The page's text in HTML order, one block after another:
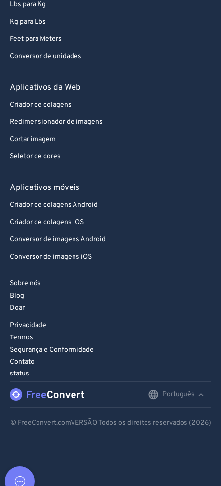
Lbs para Kg
Kg para Lbs
Feet para Meters
Conversor de unidades
Aplicativos da Web
Criador de colagens
Redimensionador de imagens
Cortar imagem
Seletor de cores
Aplicativos móveis
Criador de colagens Android
Criador de colagens iOS
Conversor de imagens Android
Conversor de imagens iOS
Sobre nós
Blog
Doar
Privacidade
Termos
Segurança e Conformidade
Contato
status
Português
© FreeConvert.comVERSÃO Todos os direitos reservados (2026)